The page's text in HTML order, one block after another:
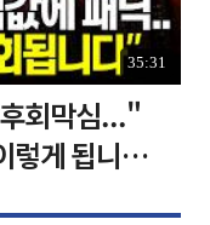
35:31
회막심..."
게 됩니다 I